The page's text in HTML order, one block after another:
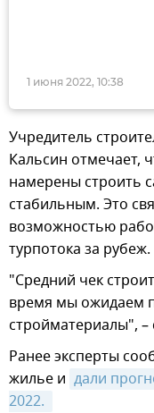
1 июня 2022, 10:38
Учредитель
Кальсин отмечает,
намерены строить
стабильным. Это
возможностью
турпотока за рубеж.
"Средний чек
время мы ожидаем
стройматериалы", –
Ранее эксперты
жилье и дали
2022.